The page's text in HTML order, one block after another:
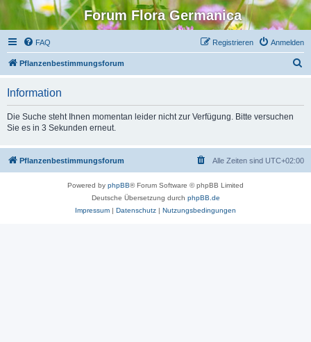
Forum Flora Germanica
FAQ Anmelden
Registrieren
Pflanzenbestimmungsforum
Information
Die Suche steht Ihnen momentan leider nicht zur Verfügung. Bitte versuchen
Sie es in 3 Sekunden erneut.
Pflanzenbestimmungsforum Alle Zeiten sind UTC+02:00
Powered by phpBB® Forum Software © phpBB Limited
Deutsche Übersetzung durch phpBB.de
Impressum | Datenschutz | Nutzungsbedingungen